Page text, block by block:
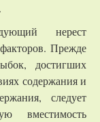
нерест
Прежде
достигших
содержания и
следует
вместимость